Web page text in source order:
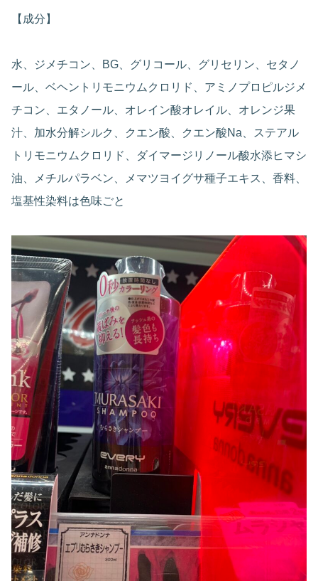
【成分】
水、ジメチコン、BG、グリコール、グリセリン、セタノ
ール、ベヘントリモニウムクロリド、アミノプロピルジメ
チコン、エタノール、オレイン酸オレイル、オレンジ果
汁、加水分解シルク、クエン酸、クエン酸Na、ステアル
トリモニウムクロリド、ダイマージリノール酸水添ヒマシ
油、メチルパラベン、メマツヨイグサ種子エキス、香料、
塩基性染料は色味ごと